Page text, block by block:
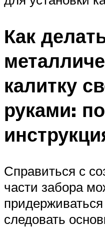
Как
калитку
руками:
Справиться с
части забора
следовать